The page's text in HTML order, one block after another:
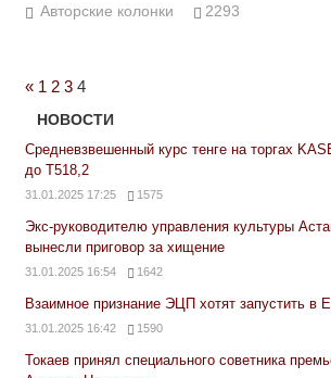
Авторские колонки
2293
«Previous
Posts
1 2 3 4
НОВОСТИ
Средневзвешенный курс тенге на торгах
до Т518,2
31.01.2025 17:25 1575
Экс-руководителю управления культуры
вынесли приговор за хищение
31.01.2025 16:54 1642
Взаимное признание ЭЦП хотят запустить в
31.01.2025 16:42 1590
Токаев принял специального советника